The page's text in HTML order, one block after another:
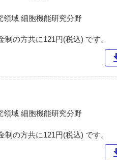
領域 細胞機能研究分野
の方共に121円(税込) です。
領域 細胞機能研究分野
の方共に121円(税込) です。